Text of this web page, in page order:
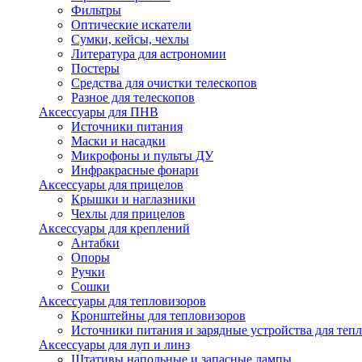
Фильтры
Оптические искатели
Сумки, кейсы, чехлы
Литература для астрономии
Постеры
Средства для очистки телескопов
Разное для телескопов
Аксессуары для ПНВ
Источники питания
Маски и насадки
Микрофоны и пульты ДУ
Инфракрасные фонари
Аксессуары для прицелов
Крышки и наглазники
Чехлы для прицелов
Аксессуары для креплений
Антабки
Опоры
Ручки
Сошки
Аксессуары для тепловизоров
Кронштейны для тепловизоров
Источники питания и зарядные устройства для
Аксессуары для луп и линз
Штативы напольные и запасные лампы